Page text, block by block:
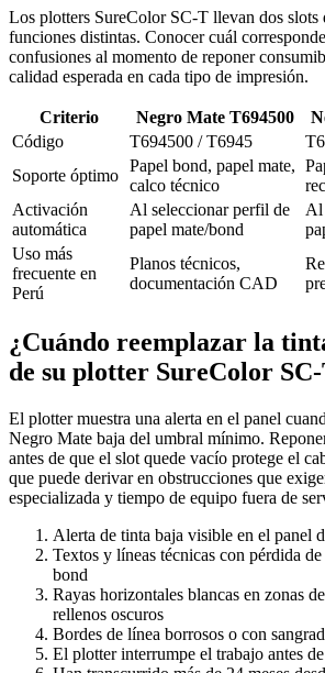
Los plotters SureColor SC-T llevan dos slots
funciones distintas. Conocer cuál
confusiones al momento de reponer
calidad esperada en cada tipo de impresión.
Criterio Negro Mate T694500
Código
T694500 / T6945
Soporte óptimo
Papel bond, papel mate,
calco técnico
Activación
automática
Al seleccionar perfil de
papel mate/bond
Al
Uso más
frecuente en
Perú
Planos técnicos,
documentación CAD
¿Cuándo reemplazar la
de su plotter SureColor
El plotter muestra una alerta en el panel
Negro Mate baja del umbral mínimo.
antes de que el slot quede vacío protege el
que puede derivar en obstrucciones que
especializada y tiempo de equipo fuera de
Alerta de tinta baja visible en el panel
Textos y líneas técnicas con pérdida
bond
Rayas horizontales blancas en zonas
rellenos oscuros
Bordes de línea borrosos o con
El plotter interrumpe el trabajo antes